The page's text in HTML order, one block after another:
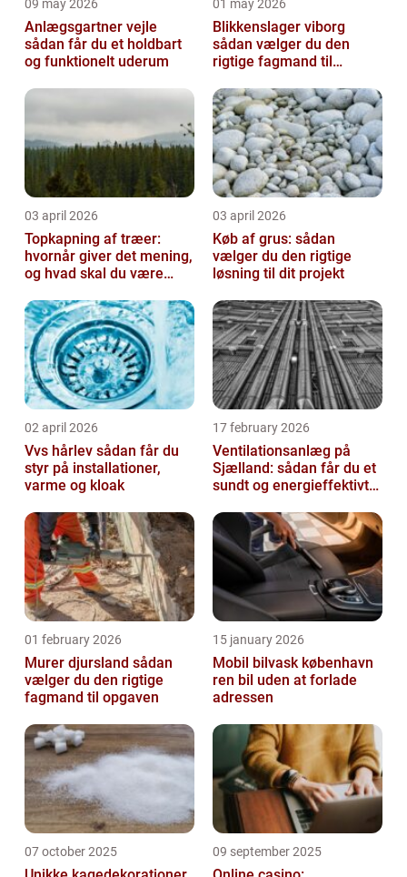
09 may 2026
Anlægsgartner vejle
sådan får du et holdbart
og funktionelt uderum
01 may 2026
Blikkenslager viborg
sådan vælger du den
rigtige fagmand til
03 april 2026
Topkapning af træer:
hvornår giver det mening,
og hvad skal du være
03 april 2026
Køb af grus: sådan
vælger du den rigtige
løsning til dit projekt
02 april 2026
Vvs hårlev sådan får du
styr på installationer,
varme og kloak
17 february 2026
Ventilationsanlæg på
Sjælland: sådan får du et
sundt og energieffektivt
01 february 2026
Murer djursland sådan
vælger du den rigtige
fagmand til opgaven
15 january 2026
Mobil bilvask københavn
ren bil uden at forlade
adressen
07 october 2025 09 september 2025